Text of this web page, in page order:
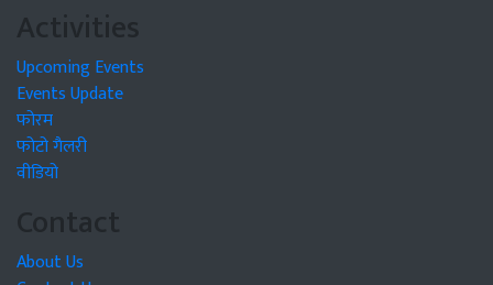
Activities
Upcoming Events
Events Update
फोरम
फोटो गैलरी
वीडियो
Contact
About Us